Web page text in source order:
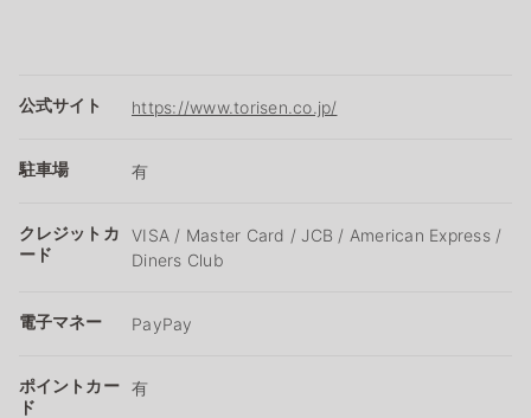
公式サイト https://www.torisen.co.jp/
駐車場 有
クレジットカ
ード
VISA / Master Card / JCB / American Express /
Diners Club
電子マネー PayPay
ポイントカー
ド
有